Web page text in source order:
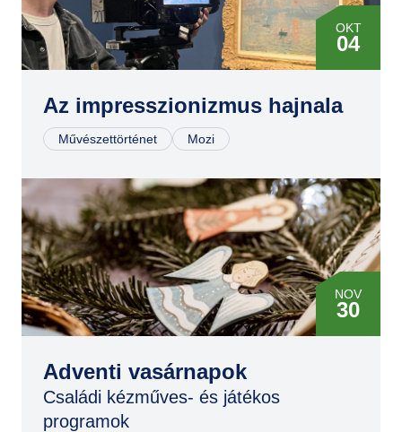
OKT
04
11
JAN
13
FEB
28
14
Az impresszionizmus hajnala
Művészettörténet Mozi
NOV
30
Adventi vasárnapok
Családi kézműves- és játékos
programok